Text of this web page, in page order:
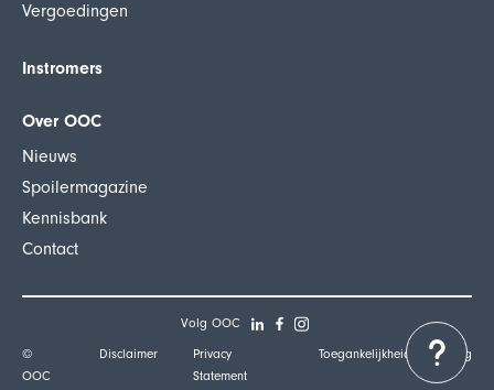
085 – 018 17 10
info@oocinfo.nl
Vergoedingen
Instromers
Over OOC
Nieuws
Spoilermagazine
Kennisbank
Contact
Volg OOC
©
OOC
Disclaimer
Privacy
Statement
Toegankelijkheidsverklaring